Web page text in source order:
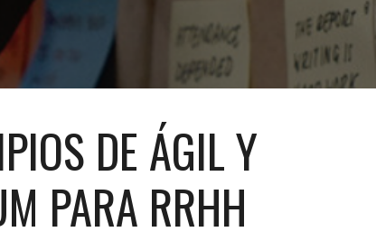
DE ÁGIL Y
PARA RRHH